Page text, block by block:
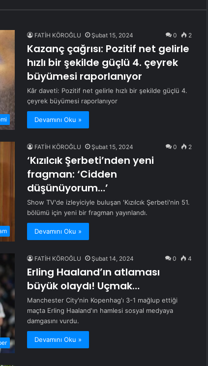
FATİH KÖROĞLU Şubat 15, 2024 0 2
Kazanç çağrısı: Pozitif net gelirle
hızlı bir şekilde güçlü 4. çeyrek
büyümesi raporlanıyor
Kâr daveti: Pozitif net gelirle hızlı bir şekilde güçlü 4.
çeyrek büyümesi raporlanıyor
Devamını Oku »
FATİH KÖROĞLU Şubat 15, 2024 0 2
‘Kızılcık Şerbeti’nden yeni
fragman: ‘Cidden
düşünüyorum…’
Show TV'de izleyiciyle buluşan 'Kızılcık Şerbeti'nin 51.
bölümü için yeni bir fragman yayınlandı.
Devamını Oku »
FATİH KÖROĞLU Şubat 14, 2024 0 4
Erling Haaland’ın atlaması
büyük olaydı! Uçmak…
Manchester City'nin Kopenhag'ı 3-1 mağlup ettiği
maçta Erling Haaland'ın hamlesi sosyal medyaya
damgasını vurdu.
Devamını Oku »